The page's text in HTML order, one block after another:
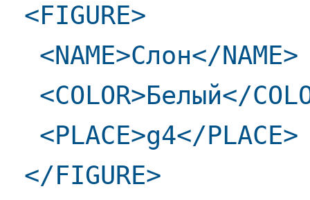
<FIGURE>
<NAME>Слон</NAME>
<COLOR>Белый</
<PLACE>g4</PLACE>
</FIGURE>